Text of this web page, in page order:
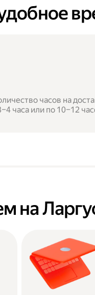
часов на
часа или по 10–12
на